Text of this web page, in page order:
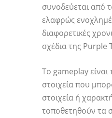
συνοδεύεται από
ελαφρώς
διαφορετικές
σχέδια της Purple
Το gameplay είναι
στοιχεία που
στοιχεία ή
τοποθετηθούν τα